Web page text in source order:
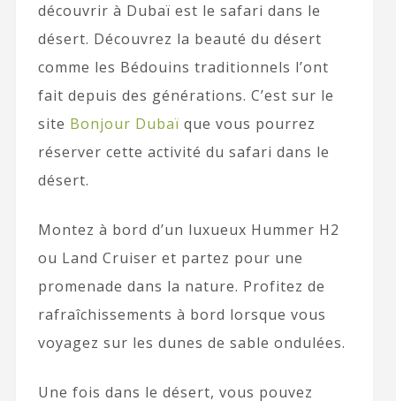
découvrir à Dubaï est le safari dans le
désert. Découvrez la beauté du désert
comme les Bédouins traditionnels l’ont
fait depuis des générations. C’est sur le
site Bonjour Dubaï que vous pourrez
réserver cette activité du safari dans le
désert.
Montez à bord d’un luxueux Hummer H2
ou Land Cruiser et partez pour une
promenade dans la nature. Profitez de
rafraîchissements à bord lorsque vous
voyagez sur les dunes de sable ondulées.
Une fois dans le désert, vous pouvez